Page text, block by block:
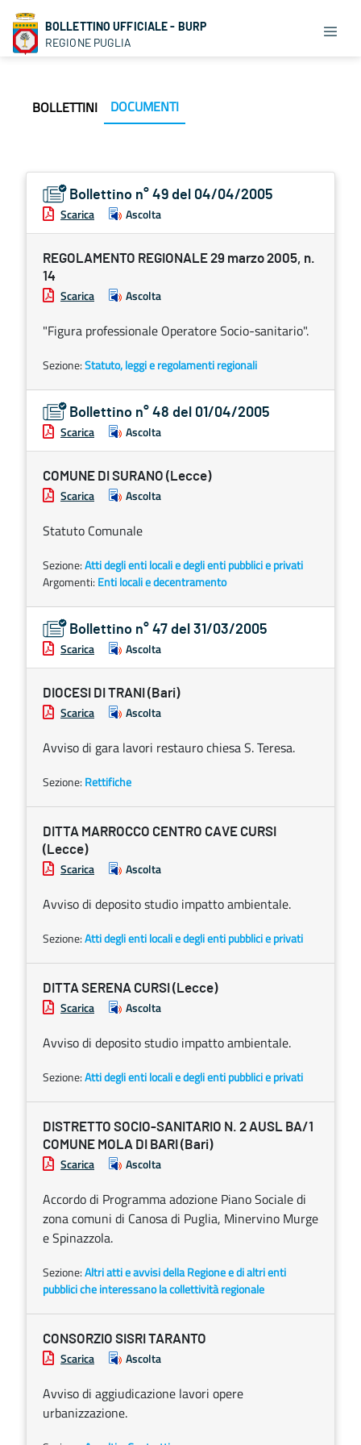
BOLLETTINO UFFICIALE - BURP
REGIONE PUGLIA
BOLLETTINI DOCUMENTI
Bollettino n° 49 del 04/04/2005
Scarica Ascolta
REGOLAMENTO REGIONALE 29 marzo 2005, n.
14
Scarica Ascolta
"Figura professionale Operatore Socio-sanitario".
Sezione:Statuto, leggi e regolamenti regionali
Bollettino n° 48 del 01/04/2005
Scarica Ascolta
COMUNE DI SURANO (Lecce)
Scarica Ascolta
Statuto Comunale
Sezione:Atti degli enti locali e degli enti pubblici e privati
Argomenti: Enti locali e decentramento
Bollettino n° 47 del 31/03/2005
Scarica Ascolta
DIOCESI DI TRANI (Bari)
Scarica Ascolta
Avviso di gara lavori restauro chiesa S. Teresa.
Sezione: Rettifiche
DITTA MARROCCO CENTRO CAVE CURSI
(Lecce)
Scarica Ascolta
Avviso di deposito studio impatto ambientale.
Sezione:Atti degli enti locali e degli enti pubblici e privati
DITTA SERENA CURSI (Lecce)
Scarica Ascolta
Avviso di deposito studio impatto ambientale.
Sezione:Atti degli enti locali e degli enti pubblici e privati
DISTRETTO SOCIO-SANITARIO N. 2 AUSL BA/1
COMUNE MOLA DI BARI (Bari)
Scarica Ascolta
Accordo di Programma adozione Piano Sociale di
zona comuni di Canosa di Puglia, Minervino Murge
e Spinazzola.
Sezione:Altri atti e avvisi della Regione e di altri enti
pubblici che interessano la collettività regionale
CONSORZIO SISRI TARANTO
Scarica Ascolta
Avviso di aggiudicazione lavori opere
urbanizzazione.